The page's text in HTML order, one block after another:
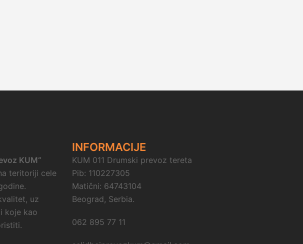
KUM“
teritoriji cele
uz
koje kao
INFORMACIJE
KUM 011 Drumski prevoz tereta
Pib: 110227305
Matični: 64743104
Beograd, Serbia.
062 895 77 11